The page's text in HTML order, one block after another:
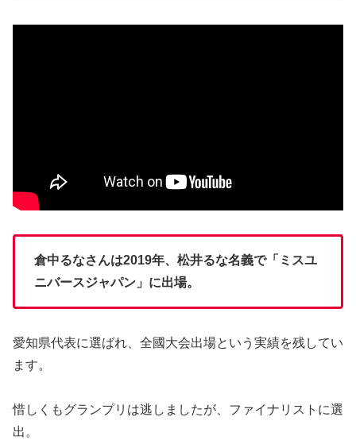
倉中るなさんは2019年、松井るな名義で「ミスユ
ニバースジャパン」に出場。
愛知県代表に選ばれ、全國大会出場という実績を残してい
ます。
惜しくもグランプリは逃しましたが、ファイナリストに選
出。